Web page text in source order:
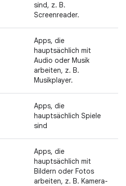
sind, z. B.
Screenreader.
Apps, die
hauptsächlich mit
Audio oder Musik
arbeiten, z. B.
Musikplayer.
Apps, die
hauptsächlich Spiele
sind
Apps, die
hauptsächlich mit
Bildern oder Fotos
arbeiten, z. B. Kamera-